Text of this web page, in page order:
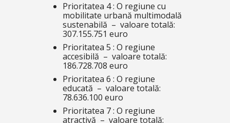
Prioritatea 4 : O regiune cu
mobilitate urbană multimodală
sustenabilă – valoare totală:
307.155.751 euro
Prioritatea 5 : O regiune
accesibilă – valoare totală:
186.728.708 euro
Prioritatea 6 : O regiune
educată – valoare totală:
78.636.100 euro
Prioritatea 7 : O regiune
atractivă – valoare totală: